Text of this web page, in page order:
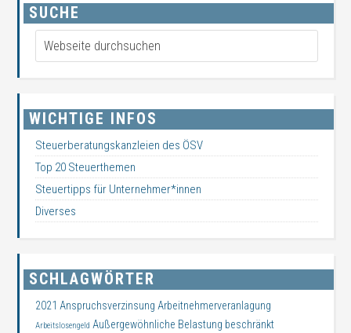
SUCHE
WICHTIGE INFOS
Steuerberatungskanzleien des ÖSV
Top 20 Steuerthemen
Steuertipps für Unternehmer*innen
Diverses
SCHLAGWÖRTER
2021 Anspruchsverzinsung Arbeitnehmerveranlagung
Arbeitslosengeld Außergewöhnliche Belastung beschränkt